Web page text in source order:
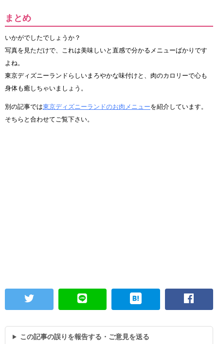
まとめ
いかがでしたでしょうか？
写真を見ただけで、これは美味しいと直感で分かるメニューばかりです
よね。
東京ディズニーランドらしいまろやかな味付けと、肉のカロリーで心も
身体も癒しちゃいましょう。
別の記事では東京ディズニーランドのお肉メニューを紹介しています。
そちらと合わせてご覧下さい。
この記事の誤りを報告する・ご意見を送る